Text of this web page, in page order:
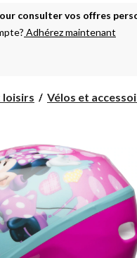
consulter vos offres
Adhérez maintenant
loisirs Vélos et